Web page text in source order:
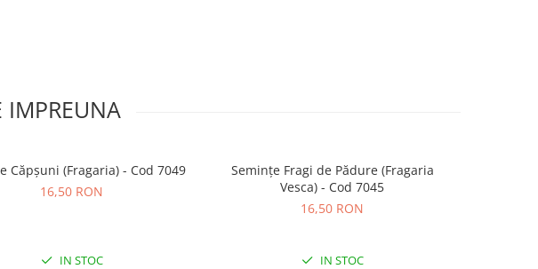
IMPREUNA
Căpșuni (Fragaria) - Cod 7049
16,50 RON
IN STOC
Semințe Fragi de Pădure (Fragaria
Vesca) - Cod 7045
16,50 RON
IN STOC